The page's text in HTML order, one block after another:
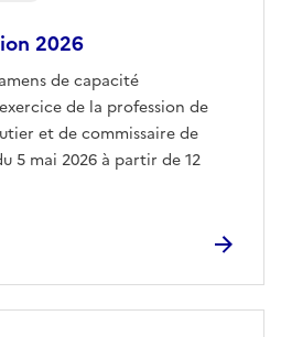
2026
de capacité
de la profession de
et de commissaire de
5 mai 2026 à partir de 12